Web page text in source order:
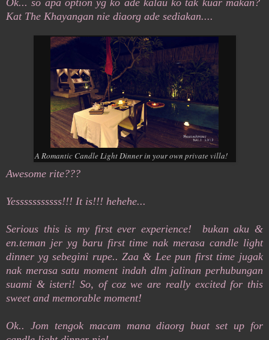
Kat The Khayangan nie diaorg ade sediakan....
A Romantic Candle Light Dinner in your own private villa!
Awesome rite???
Yesssssssssss!!! It is!!! hehehe...
Serious this is my first ever experience! bukan aku &
en.teman jer yg baru first time nak merasa candle light
dinner yg sebegini rupe.. Zaa & Lee pun first time jugak
nak merasa satu moment indah dlm jalinan perhubungan
suami & isteri! So, of coz we are really excited for this
sweet and memorable moment!
Ok.. Jom tengok macam mana diaorg buat set up for